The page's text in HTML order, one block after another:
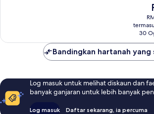
30
Bandingkan hartanah yang
Log masuk untuk melihat diskaun dan
banyak ganjaran untuk lebih banyak
Log masuk Daftar sekarang, ia percuma